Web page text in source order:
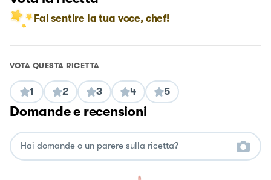
Fai sentire la tua voce, chef!
VOTA QUESTA RICETTA
1 2 3 4 5
Domande e recensioni